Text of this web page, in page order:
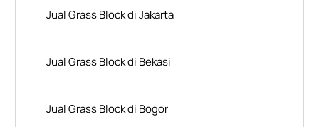
Jual Grass Block di Jakarta
Jual Grass Block di Bekasi
Jual Grass Block di Bogor